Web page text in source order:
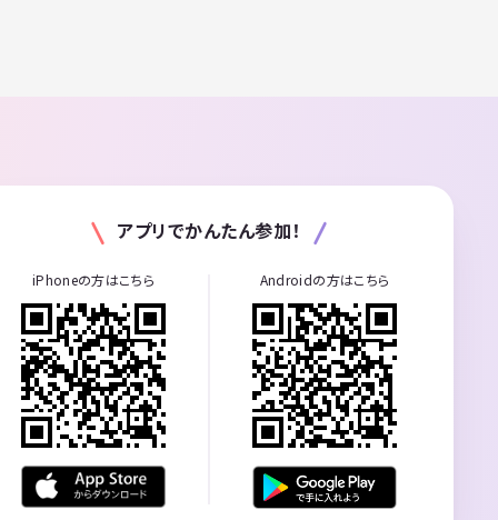
アプリでかんたん参加！
iPhoneの方はこちら Androidの方はこちら